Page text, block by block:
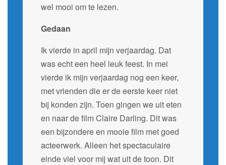
wel mooi om te lezen.
Gedaan
Ik vierde in april mijn verjaardag. Dat
was echt een heel leuk feest. In mei
vierde ik mijn verjaardag nog een keer,
met vrienden die er de eerste keer niet
bij konden zijn. Toen gingen we uit eten
en naar de film Claire Darling. Dit was
een bijzondere en mooie film met goed
acteerwerk. Alleen het spectaculaire
einde viel voor mij wat uit de toon. Dit